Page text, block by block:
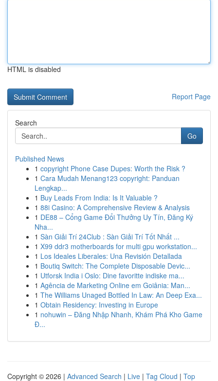
HTML is disabled
Report Page
Search
Go
Published News
1 copyright Phone Case Dupes: Worth the Risk ?
1 Cara Mudah Menang123 copyright: Panduan
Lengkap...
1 Buy Leads From India: Is It Valuable ?
1 88i Casino: A Comprehensive Review & Analysis
1 DE88 – Cổng Game Đổi Thưởng Uy Tín, Đăng Ký
Nha...
1 Sàn Giải Trí 24Club : Sàn Giải Trí Tốt Nhất ...
1 X99 ddr3 motherboards for multi gpu workstation...
1 Los Ideales Liberales: Una Revisión Detallada
1 Boutiq Switch: The Complete Disposable Devic...
1 Utforsk India i Oslo: Dine favoritte indiske ma...
1 Agência de Marketing Online em Goiânia: Man...
1 The Williams Unaged Bottled In Law: An Deep Exa...
1 Obtain Residency: Investing in Europe
1 nohuwin – Đăng Nhập Nhanh, Khám Phá Kho Game
Đ...
Copyright © 2026 | Advanced Search | Live | Tag Cloud | Top